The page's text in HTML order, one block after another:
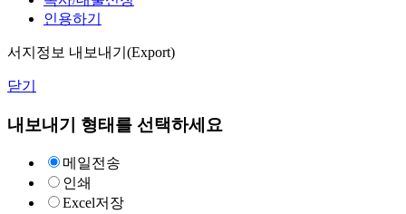
인용하기
서지정보 내보내기(Export)
닫기
내보내기 형태를 선택하세요
메일전송
인쇄
Excel저장